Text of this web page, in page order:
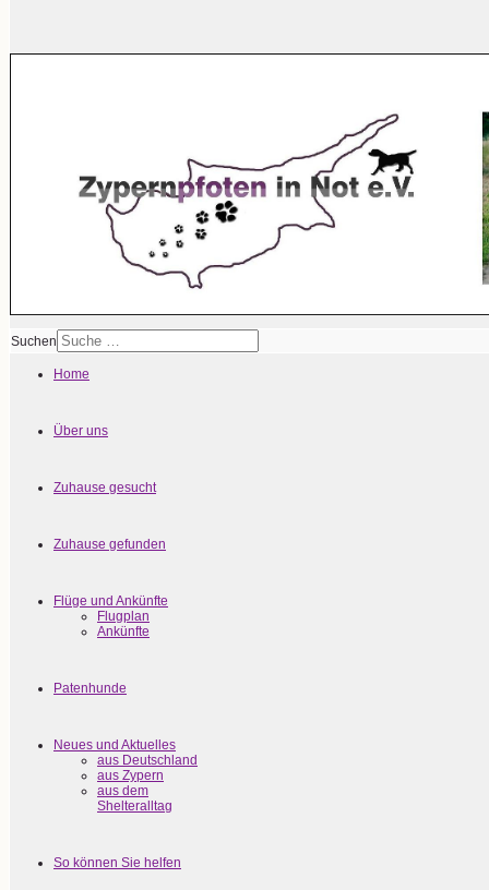
Suchen
Home
Über uns
Zuhause gesucht
Zuhause gefunden
Flüge und Ankünfte
Flugplan
Ankünfte
Patenhunde
Neues und Aktuelles
aus Deutschland
aus Zypern
aus dem
Shelteralltag
So können Sie helfen